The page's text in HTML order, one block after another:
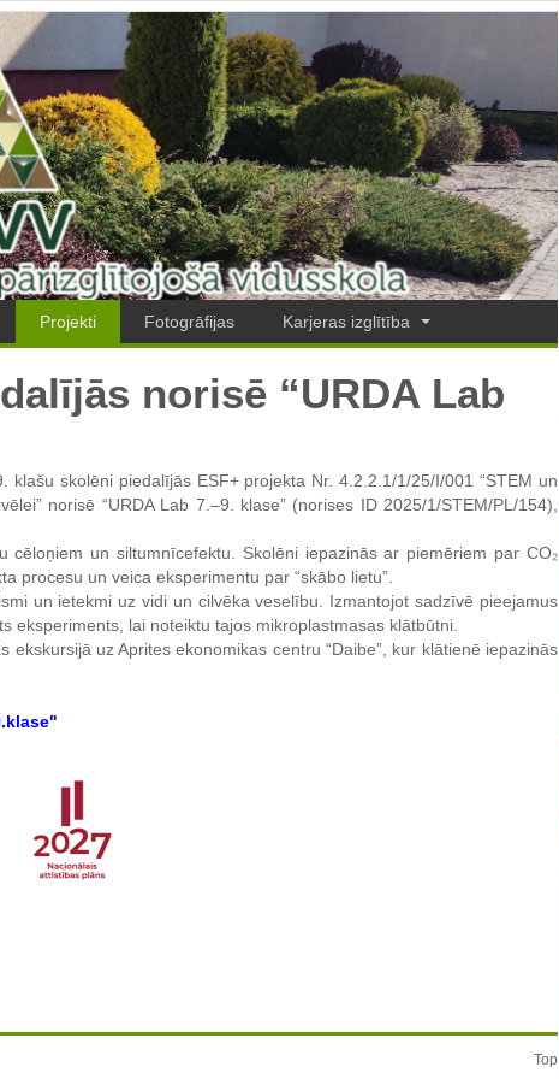
Projekti Fotogrāfijas Karjeras izglītība
norisē “URDA Lab
skolēni piedalījās ESF+ projekta Nr. 4.2.2.1/1/25/I/001 “STEM un
norisē “URDA Lab 7.–9. klase” (norises ID 2025/1/STEM/PL/154),
un siltumnīcefektu. Skolēni iepazinās ar piemēriem par CO₂
procesu un veica eksperimentu par “skābo lietu”.
un ietekmi uz vidi un cilvēka veselību. Izmantojot sadzīvē pieejamus
eksperiments, lai noteiktu tajos mikroplastmasas klātbūtni.
uz Aprites ekonomikas centru “Daibe”, kur klātienē iepazinās
Top